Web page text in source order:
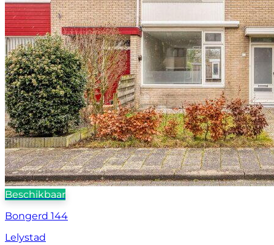
Beschikbaar
Bongerd 144
Lelystad